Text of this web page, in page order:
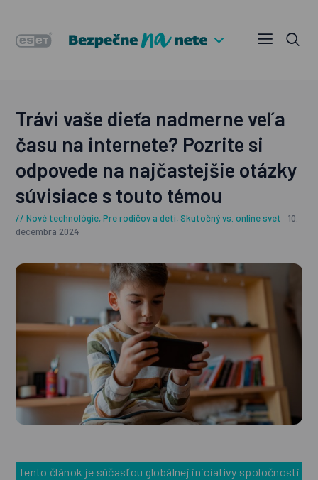
Trávi vaše dieťa nadmerne veľa
času na internete? Pozrite si
odpovede na najčastejšie otázky
súvisiace s touto témou
Nové technológie,Pre rodičov a deti,Skutočný vs. online svet
10.
decembra 2024
Tento článok je súčasťou globálnej iniciatívy spoločnosti